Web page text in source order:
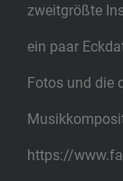
zweitgrößte
ein paar
Fotos und die
https://